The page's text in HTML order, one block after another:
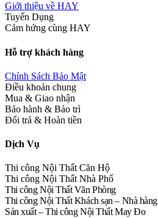
Giới thiệu về HAY
Tuyển Dụng
Cảm hứng cùng HAY
Hỗ trợ khách hàng
Chính Sách Bảo Mật
Điều khoản chung
Mua & Giao nhận
Bảo hành & Bảo trì
Đổi trả & Hoàn tiền
Dịch Vụ
Thi công Nội Thất Căn Hộ
Thi công Nội Thất Nhà Phố
Thi công Nội Thất Văn Phòng
Thi công Nội Thất Khách sạn – Nhà hàng
Sản xuất – Thi công Nội Thất May Đo